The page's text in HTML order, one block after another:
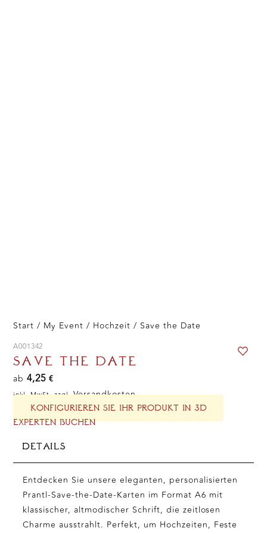
Start / My Event / Hochzeit / Save the Date
A001342
SAVE THE DATE
ab4,25€
inkl. MwSt. zzgl.Versandkosten
KONFIGURIEREN SIE IHR PRODUKT IN 3D
EXPERTEN BUCHEN
DETAILS
Entdecken Sie unsere eleganten, personalisierten
Prantl-Save-the-Date-Karten im Format A6 mit
klassischer, altmodischer Schrift, die zeitlosen
Charme ausstrahlt. Perfekt, um Hochzeiten, Feste